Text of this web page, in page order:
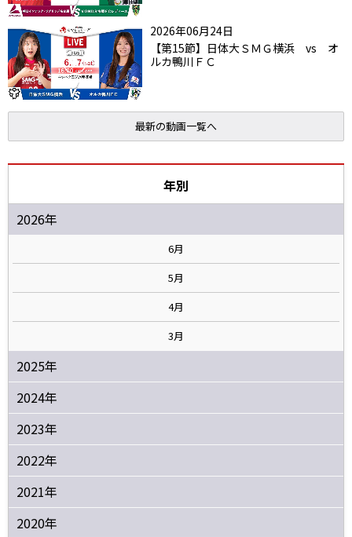
2026年06月24日
【第15節】日体大ＳＭＧ横浜 vs オ
ルカ鴨川ＦＣ
最新の動画一覧へ
年別
2026年
6月
5月
4月
3月
2025年
2024年
2023年
2022年
2021年
2020年